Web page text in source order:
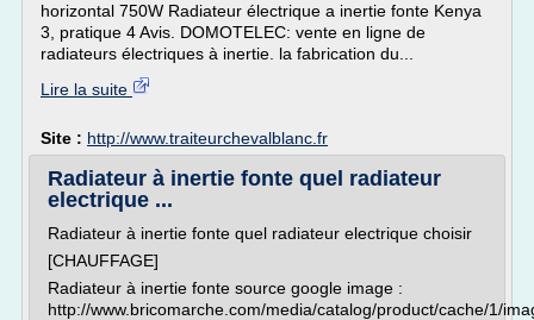
horizontal 750W Radiateur électrique a inertie fonte Kenya
3, pratique 4 Avis. DOMOTELEC: vente en ligne de
radiateurs électriques à inertie. la fabrication du...
Lire la suite
Site : http://www.traiteurchevalblanc.fr
Radiateur à inertie fonte quel radiateur
electrique ...
Radiateur à inertie fonte quel radiateur electrique choisir
[CHAUFFAGE]
Radiateur à inertie fonte source google image :
http://www.bricomarche.com/media/catalog/product/cache/1/